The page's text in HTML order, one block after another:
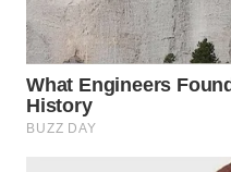
TANI
WAHANA
ADVOKAT